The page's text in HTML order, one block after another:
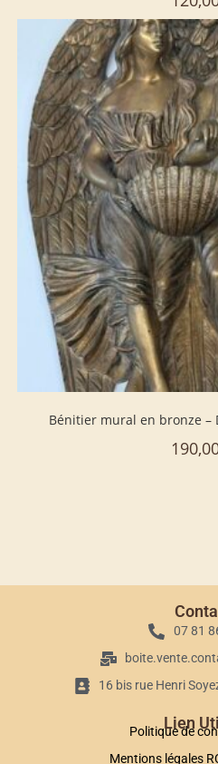
Bénitier mural en bronze –
07 81
16 bis rue Henri
Lien
Politique de
Mentions légales